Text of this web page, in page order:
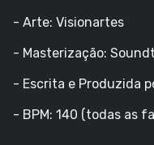
- Arte: Visionartes
- Masterização:
- Escrita e Produzida
- BPM: 140 (todas as